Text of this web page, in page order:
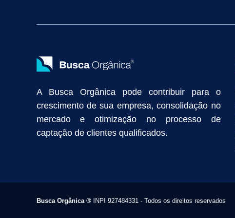
Anunciar na Internet
Captar Clientes Criação de Site para Indústria
A Busca Orgânica pode contribuir para o
crescimento de sua empresa, consolidação no
mercado e otimização no processo de
captação de clientes qualificados.
Busca Orgânica ®INPI 927484331 - Todos os direitos reservados